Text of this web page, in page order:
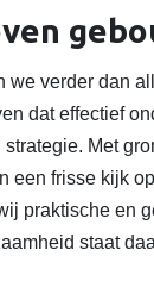
we verder dan
dat effectief
Met
een frisse kijk
praktische en
staat